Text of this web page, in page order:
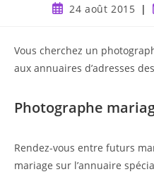
24 août 2015
Vous cherchez un
aux annuaires d’adresses
Photographe
Rendez-vous entre futurs
mariage sur l’annuaire